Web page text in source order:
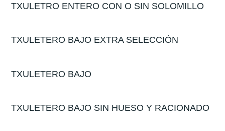
TXULETRO ENTERO CON O SIN SOLOMILLO
TXULETERO BAJO EXTRA SELECCIÓN
TXULETERO BAJO
TXULETERO BAJO SIN HUESO Y RACIONADO